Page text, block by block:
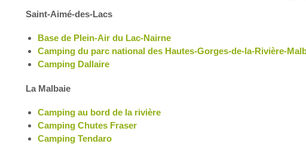
Saint-Aimé-des-Lacs
Base de Plein-Air du Lac-Nairne
Camping du parc national des Hautes-Gorges-de-la-Rivière-
Camping Dallaire
La Malbaie
Camping au bord de la rivière
Camping Chutes Fraser
Camping Tendaro